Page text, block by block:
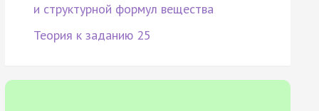
и структурной формул вещества
Теория к заданию 25